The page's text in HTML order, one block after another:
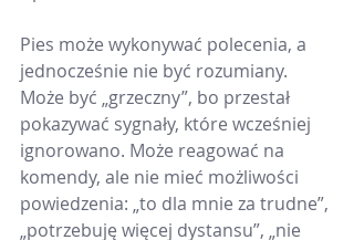
Pies może wykonywać polecenia, a
jednocześnie nie być rozumiany.
Może być „grzeczny”, bo przestał
pokazywać sygnały, które wcześniej
ignorowano. Może reagować na
komendy, ale nie mieć możliwości
powiedzenia: „to dla mnie za trudne”,
„potrzebuję więcej dystansu”, „nie